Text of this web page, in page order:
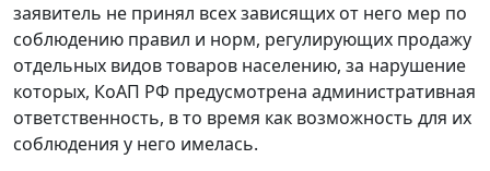
заявитель не принял всех зависящих от него мер по
соблюдению правил и норм, регулирующих продажу
отдельных видов товаров населению, за нарушение
которых, КоАП РФ предусмотрена административная
ответственность, в то время как возможность для их
соблюдения у него имелась.